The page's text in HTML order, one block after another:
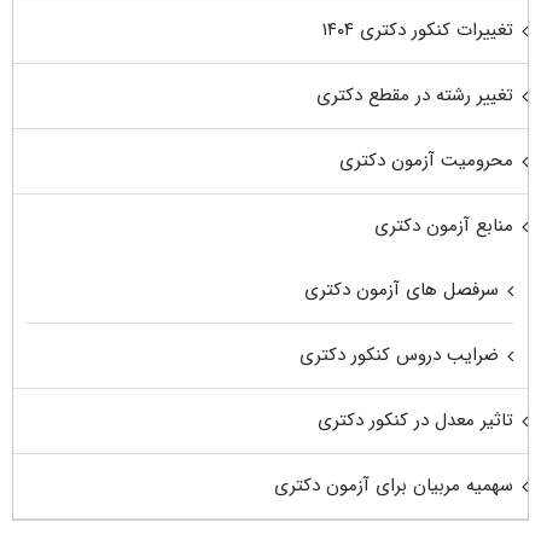
تغییرات کنکور دکتری ۱۴۰۴
تغییر رشته در مقطع دکتری
محرومیت آزمون دکتری
منابع آزمون دکتری
سرفصل های آزمون دکتری
ضرایب دروس کنکور دکتری
تاثیر معدل در کنکور دکتری
سهمیه مربیان برای آزمون دکتری